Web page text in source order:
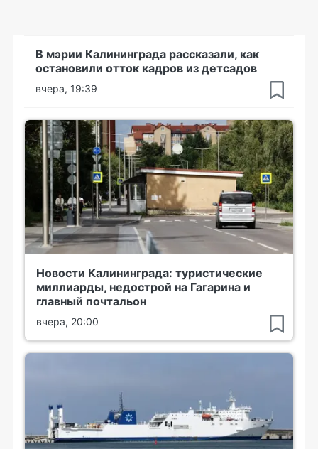
В мэрии Калининграда рассказали, как
остановили отток кадров из детсадов
вчера, 19:39
Новости Калининграда: туристические
миллиарды, недострой на Гагарина и
главный почтальон
вчера, 20:00